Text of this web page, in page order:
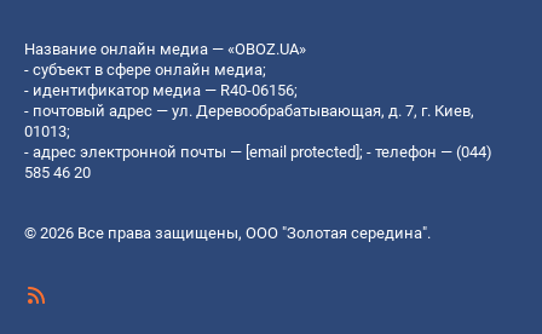
Название онлайн медиа — «OBOZ.UA»
- субъект в сфере онлайн медиа;
- идентификатор медиа — R40-06156;
- почтовый адрес — ул. Деревообрабатывающая, д. 7, г. Киев,
01013;
- адрес электронной почты — [email protected] ; - телефон — (044)
585 46 20
© 2026 Все права защищены, ООО "Золотая середина".